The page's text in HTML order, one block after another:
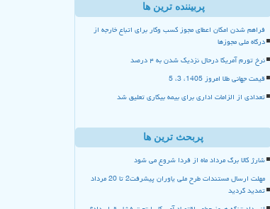
پربیننده ترین ها
فراهم شدن امکان اعطای مجوز کسب وکار برای اتباع خارجه از
درگاه ملی مجوزها
نرخ تورم آمریکا درحال نزدیک شدن به ۴ درصد
قیمت جهانی طلا امروز 1405، 3، 5
تعدادی از الزامات اداری برای بیمه بیکاری تعلیق شد
پربحث ترین ها
شارژ کالا برگ مرداد ماه از فردا شروع می شود
مهلت ارسال مستندات طرح ملی یاوران پیشرفت2 تا 20 مرداد
تمدید گردید